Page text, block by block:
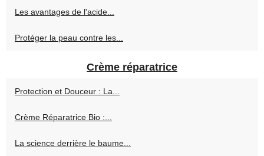
Les avantages de l'acide...
Protéger la peau contre les...
Crème réparatrice
Protection et Douceur : La...
Crème Réparatrice Bio :...
La science derrière le baume...